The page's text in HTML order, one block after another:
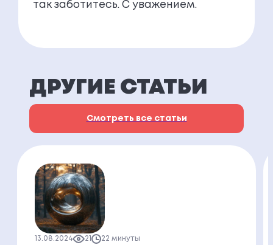
так заботитесь. С уважением.
ДРУГИЕ СТАТЬИ
Смотреть все статьи
13.08.2024 21 22 минуты